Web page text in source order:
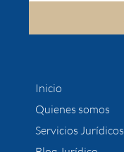
Inicio
Quienes somos
Servicios Jurídicos